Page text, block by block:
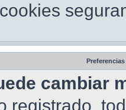
cambiar
registrado,